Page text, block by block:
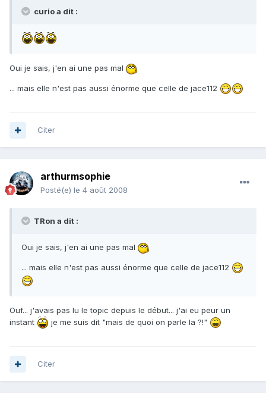
curio a dit :
Oui je sais, j'en ai une pas mal
... mais elle n'est pas aussi énorme que celle de jace112
Citer
arthurmsophie
Posté(e) le 4 août 2008
TRon a dit :
Oui je sais, j'en ai une pas mal
... mais elle n'est pas aussi énorme que celle de jace112
Ouf... j'avais pas lu le topic depuis le début... j'ai eu peur un
instant
je me suis dit "mais de quoi on parle la ?!"
Citer